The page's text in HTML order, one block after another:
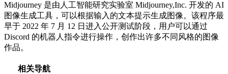
Midjourney 是由人工智能研究实验室 Midjourney,Inc. 开发的 AI
图像生成工具，可以根据输入的文本提示生成图像。该程序最
早于 2022 年 7 月 12 日进入公开测试阶段，用户可以通过
Discord 的机器人指令进行操作，创作出许多不同风格的图像
作品。
相关导航